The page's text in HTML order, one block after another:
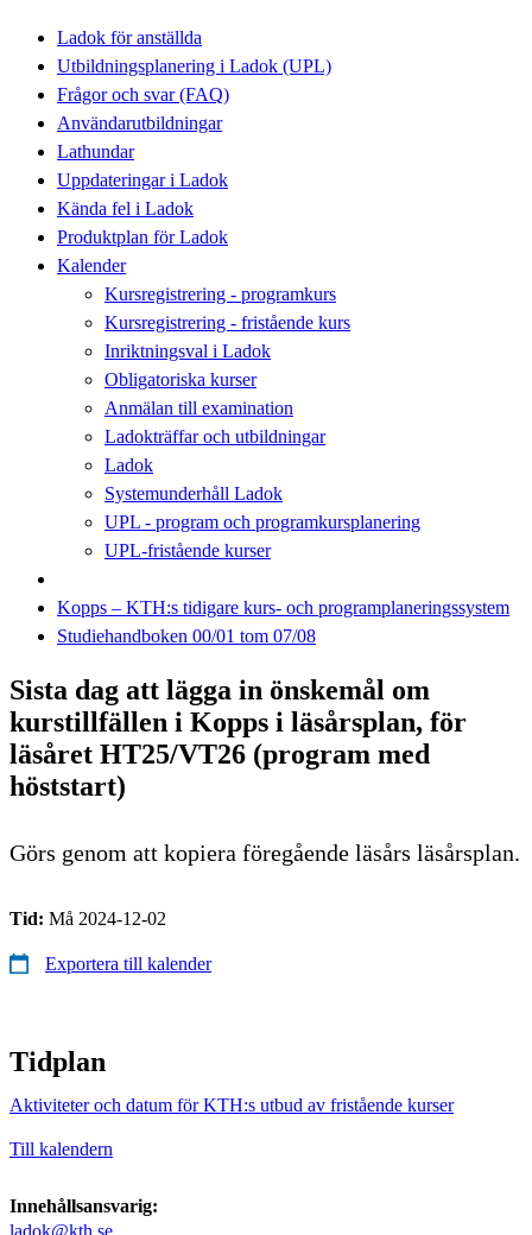
Ladok för anställda
Utbildningsplanering i Ladok (UPL)
Frågor och svar (FAQ)
Användarutbildningar
Lathundar
Uppdateringar i Ladok
Kända fel i Ladok
Produktplan för Ladok
Kalender
Kursregistrering - programkurs
Kursregistrering - fristående kurs
Inriktningsval i Ladok
Obligatoriska kurser
Anmälan till examination
Ladokträffar och utbildningar
Ladok
Systemunderhåll Ladok
UPL - program och programkursplanering
UPL-fristående kurser
Kopps – KTH:s tidigare kurs- och programplaneringssystem
Studiehandboken 00/01 tom 07/08
Sista dag att lägga in önskemål om
kurstillfällen i Kopps i läsårsplan, för
läsåret HT25/VT26 (program med
höststart)
Görs genom att kopiera föregående läsårs läsårsplan.
Tid: Må 2024-12-02
Exportera till kalender
Tidplan
Aktiviteter och datum för KTH:s utbud av fristående kurser
Till kalendern
Innehållsansvarig:
ladok@kth.se